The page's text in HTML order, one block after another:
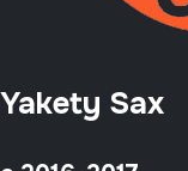
Yakety Sax